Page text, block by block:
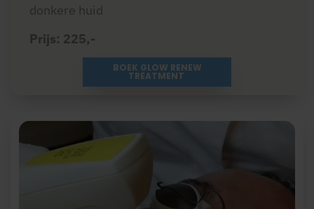
donkere huid
Prijs: 225,-
BOEK GLOW RENEW
TREATMENT